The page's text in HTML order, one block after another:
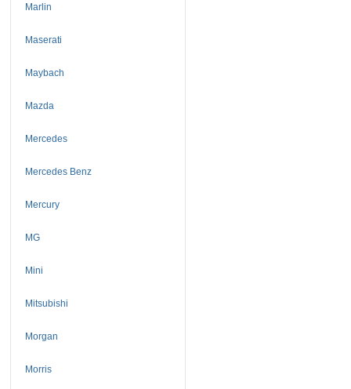
Marlin
Maserati
Maybach
Mazda
Mercedes
Mercedes Benz
Mercury
MG
Mini
Mitsubishi
Morgan
Morris